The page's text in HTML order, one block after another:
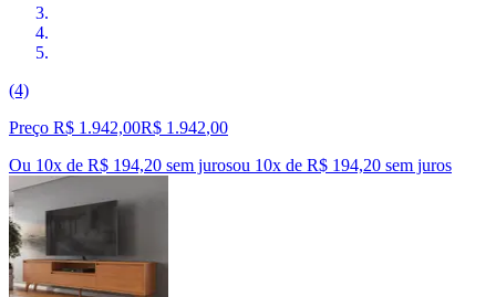
(4)
Preço R$ 1.942,00R$ 1.942,00
Ou 10x de R$ 194,20 sem jurosou 10x de R$ 194,20 sem juros